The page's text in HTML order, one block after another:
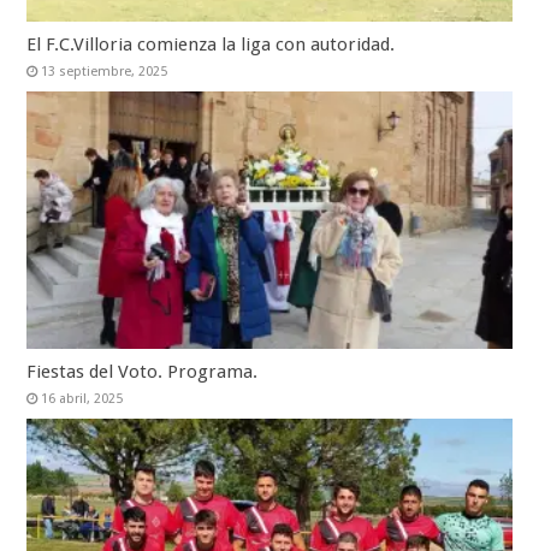
El F.C.Villoria comienza la liga con autoridad.
13 septiembre, 2025
Fiestas del Voto. Programa.
16 abril, 2025